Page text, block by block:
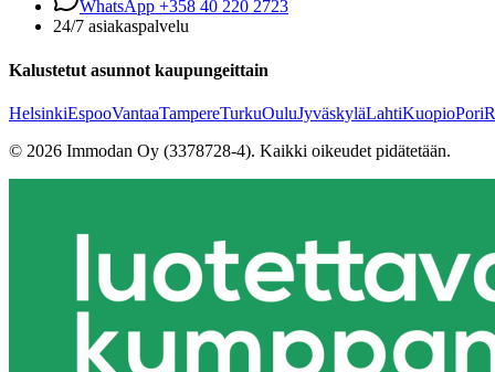
WhatsApp +358 40 220 2723
24/7 asiakaspalvelu
Kalustetut asunnot kaupungeittain
HelsinkiEspooVantaaTampereTurkuOuluJyväskyläLahtiKuopioPori
© 2026 Immodan Oy (3378728-4). Kaikki oikeudet pidätetään.